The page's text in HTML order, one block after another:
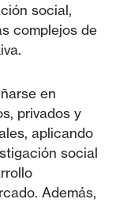
social,
complejos de
en
privados y
aplicando
social
Además,